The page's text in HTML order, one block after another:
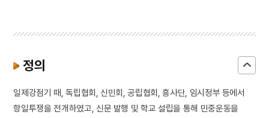
정의
일제강점기 때, 독립협회, 신민회, 공립협회, 흥사단, 임시정부 등에서
항일투쟁을 전개하였고, 신문 발행 및 학교 설립을 통해 민중운동을